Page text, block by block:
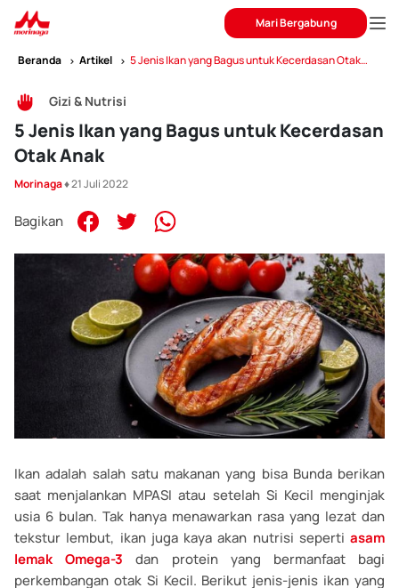
Mari Bergabung
Beranda Artikel
5 Jenis Ikan yang Bagus untuk Kecerdasan Otak
Gizi & Nutrisi
5 Jenis Ikan yang Bagus untuk Kecerdasan
Otak Anak
Morinaga♦ 21 Juli 2022
Bagikan
Ikan adalah salah satu makanan yang bisa Bunda berikan
saat menjalankan MPASI atau setelah Si Kecil menginjak
usia 6 bulan. Tak hanya menawarkan rasa yang lezat dan
tekstur lembut, ikan juga kaya akan nutrisi seperti asam
lemak Omega-3 dan protein yang bermanfaat bagi
perkembangan otak Si Kecil. Berikut jenis-jenis ikan yang